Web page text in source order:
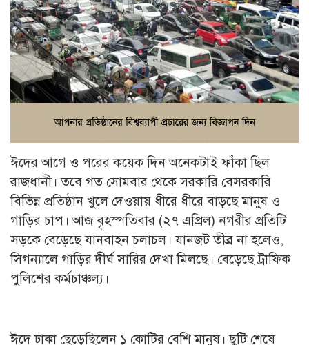
ঈদের আগে ও পরের কয়েক দিন অনেকটাই ফাঁকা ছিল
রাজধানী। তবে গত সোমবার থেকে সরকারি বেসরকারি
বিভিন্ন প্রতিষ্ঠান খুলে দেওয়ায় ধীরে ধীরে বাড়ছে মানুষ ও
গাড়ির চাপ। আজ বৃহস্পতিবার (২৭ এপ্রিল) নগরীর প্রতিটি
সড়কে বেড়েছে যানবাহন চলাচল। যানজট তীব্র না হলেও,
সিগন্যালে গাড়ির দীর্ঘ সারির দেখা মিলছে। বেড়েছে ট্রাফিক
পুলিশের কর্মচাঞ্চল্য।
ঈদে ঢাকা ছেড়েছিলেন ১ কোটির বেশি মানুষ। ছুটি শেষে